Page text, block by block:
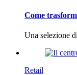
Come
Una selezione
Retail